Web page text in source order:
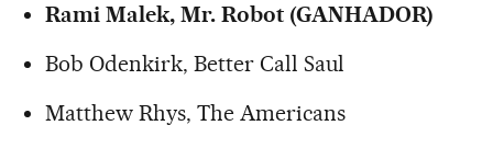
Rami Malek, Mr. Robot (GANHADOR)
Bob Odenkirk, Better Call Saul
Matthew Rhys, The Americans